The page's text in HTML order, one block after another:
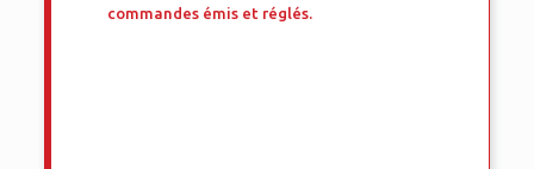
commandes émis et réglés.